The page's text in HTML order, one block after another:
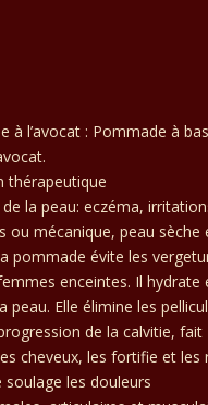
à l’avocat : Pommade à
thérapeutique
la peau: eczéma,
ou mécanique, peau sèche
pommade évite les
enceintes. Il hydrate
peau. Elle élimine les
de la calvitie, fait
cheveux, les fortifie et les
soulage les douleurs